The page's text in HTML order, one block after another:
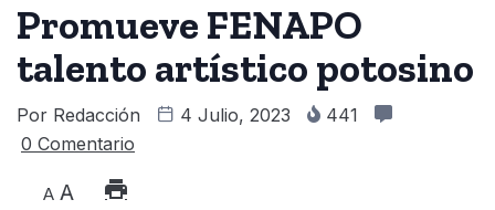
Promueve FENAPO
talento artístico potosino
Por Redacción 4 Julio, 2023
441
0 Comentario
A A